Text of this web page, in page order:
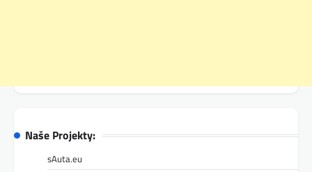
Naše Projekty:
sAuta.eu